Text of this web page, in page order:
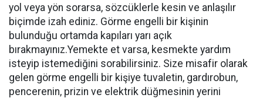
yol veya yön sorarsa, sözcüklerle kesin ve anlaşılır
biçimde izah ediniz. Görme engelli bir kişinin
bulunduğu ortamda kapıları yarı açık
bırakmayınız.Yemekte et varsa, kesmekte yardım
isteyip istemediğini sorabilirsiniz. Size misafir olarak
gelen görme engelli bir kişiye tuvaletin, gardırobun,
pencerenin, prizin ve elektrik düğmesinin yerini